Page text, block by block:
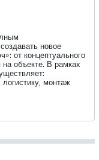
новое
от концептуального
объекте. В рамках
логистику, монтаж